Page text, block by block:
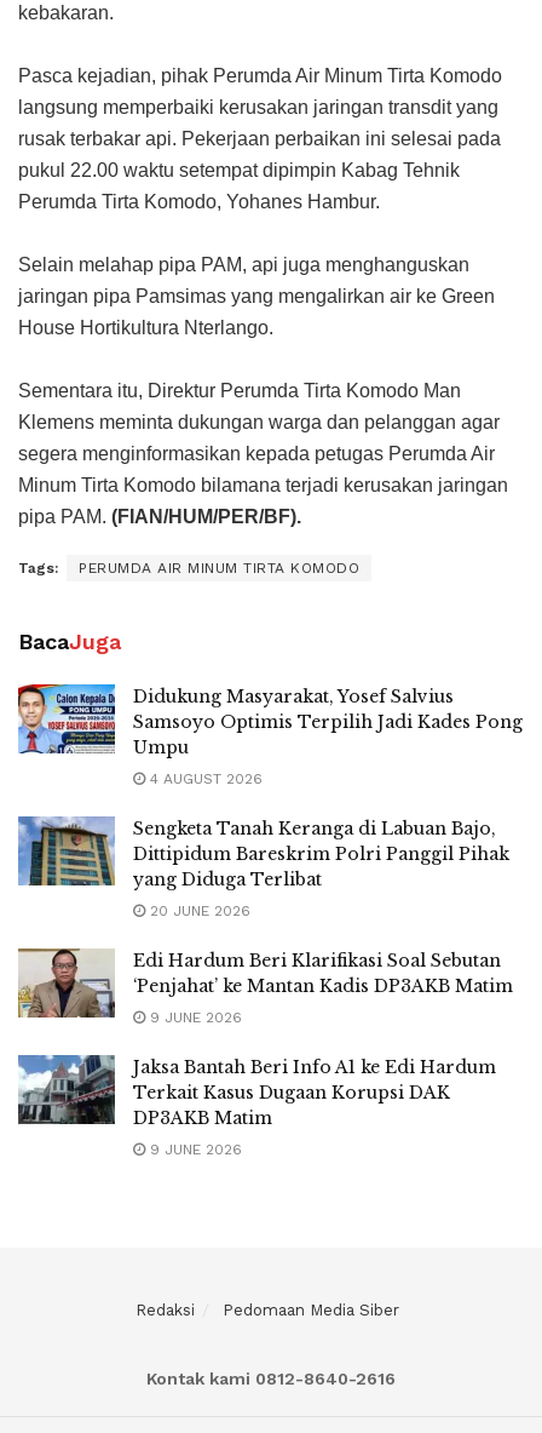
kebakaran.
Pasca kejadian, pihak Perumda Air Minum Tirta Komodo
langsung memperbaiki kerusakan jaringan transdit yang
rusak terbakar api. Pekerjaan perbaikan ini selesai pada
pukul 22.00 waktu setempat dipimpin Kabag Tehnik
Perumda Tirta Komodo, Yohanes Hambur.
Selain melahap pipa PAM, api juga menghanguskan
jaringan pipa Pamsimas yang mengalirkan air ke Green
House Hortikultura Nterlango.
Sementara itu, Direktur Perumda Tirta Komodo Man
Klemens meminta dukungan warga dan pelanggan agar
segera menginformasikan kepada petugas Perumda Air
Minum Tirta Komodo bilamana terjadi kerusakan jaringan
pipa PAM. (FIAN/HUM/PER/BF).
Tags: PERUMDA AIR MINUM TIRTA KOMODO
BacaJuga
Didukung Masyarakat, Yosef Salvius
Samsoyo Optimis Terpilih Jadi Kades Pong
Umpu
4 AUGUST 2026
Sengketa Tanah Keranga di Labuan Bajo,
Dittipidum Bareskrim Polri Panggil Pihak
yang Diduga Terlibat
20 JUNE 2026
Edi Hardum Beri Klarifikasi Soal Sebutan
‘Penjahat’ ke Mantan Kadis DP3AKB Matim
9 JUNE 2026
Jaksa Bantah Beri Info A1 ke Edi Hardum
Terkait Kasus Dugaan Korupsi DAK
DP3AKB Matim
9 JUNE 2026
Redaksi Pedomaan Media Siber
Kontak kami 0812-8640-2616